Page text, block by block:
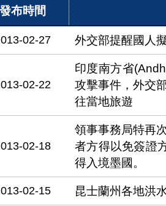
發布時間
02-27 外交部提醒國人
02-22
印度南方省
攻擊事件，外交
往當地旅遊
02-18
領事事務局特再
者方得以免簽證
得入境墨國。
02-15 昆士蘭州各地洪